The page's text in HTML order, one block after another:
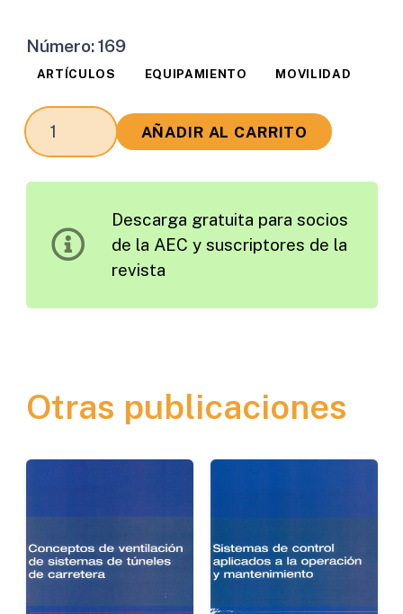
Número:169
ARTÍCULOS EQUIPAMIENTO MOVILIDAD
Los
Aparcamientos
Movilidad
cantidad
AÑADIR AL CARRITO
Descarga gratuita para socios
de la AEC y suscriptores de la
revista
Otras publicaciones